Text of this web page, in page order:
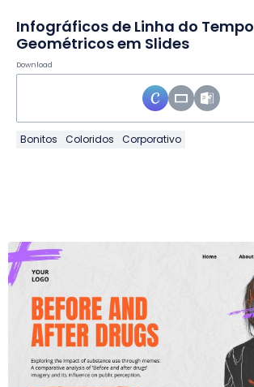
Infográficos de Linha do Tempo
Geométricos em Slides
Download
Bonitos Coloridos Corporativo